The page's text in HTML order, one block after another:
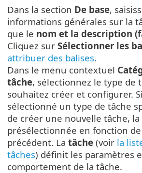
Dans la section De base,
informations générales sur la
que le nom et la description
Cliquez sur Sélectionner les
attribuer des balises.
Dans le menu contextuel
tâche, sélectionnez le type de
souhaitez créer et configurer.
sélectionné un type de tâche
de créer une nouvelle tâche, la
présélectionnée en fonction
précédent. La tâche (voir la
tâches) définit les paramètres
comportement de la tâche.